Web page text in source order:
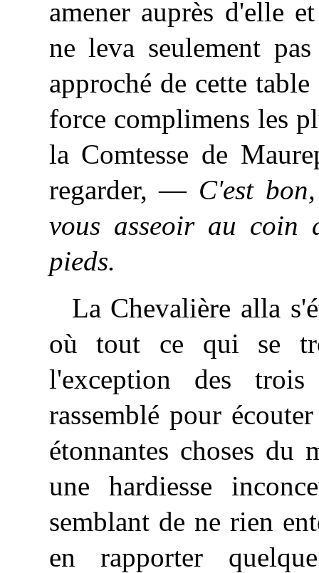
amener auprès d'elle
ne leva seulement
approché de cette
force complimens les
la Comtesse de
regarder, — C'est
vous asseoir au coin
pieds.
La Chevalière alla
où tout ce qui se
l'exception des
rassemblé pour
étonnantes choses du
une hardiesse
semblant de ne rien
en rapporter